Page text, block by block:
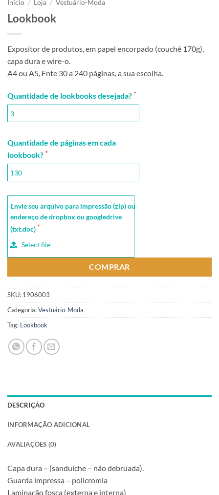
Início / Loja / Vestuário-Moda
Lookbook
Expositor de produtos, em papel encorpado (couchê 170g),
capa dura e wire-o.
A4 ou A5, Ente 30 a 240 páginas, a sua escolha.
Quantidade de lookbooks desejada?
Quantidade de páginas em cada
lookbook?
Envie seu arquivo para impressão (zip) ou
endereço de dropbox ou googledrive
(txt,doc)
Select file
COMPRAR
SKU: 1906003
Categoria:Vestuário-Moda
Tag: Lookbook
DESCRIÇÃO
INFORMAÇÃO ADICIONAL
AVALIAÇÕES (0)
Capa dura – (sanduiche – não debruada).
Guarda impressa – policromia
Laminação fosca (externa e interna)